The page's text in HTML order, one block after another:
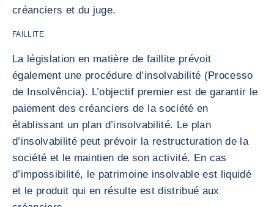
créanciers et du juge.
FAILLITE
La législation en matière de faillite prévoit
également une procédure d’insolvabilité (Processo
de Insolvência). L’objectif premier est de garantir le
paiement des créanciers de la société en
établissant un plan d’insolvabilité. Le plan
d’insolvabilité peut prévoir la restructuration de la
société et le maintien de son activité. En cas
d’impossibilité, le patrimoine insolvable est liquidé
et le produit qui en résulte est distribué aux